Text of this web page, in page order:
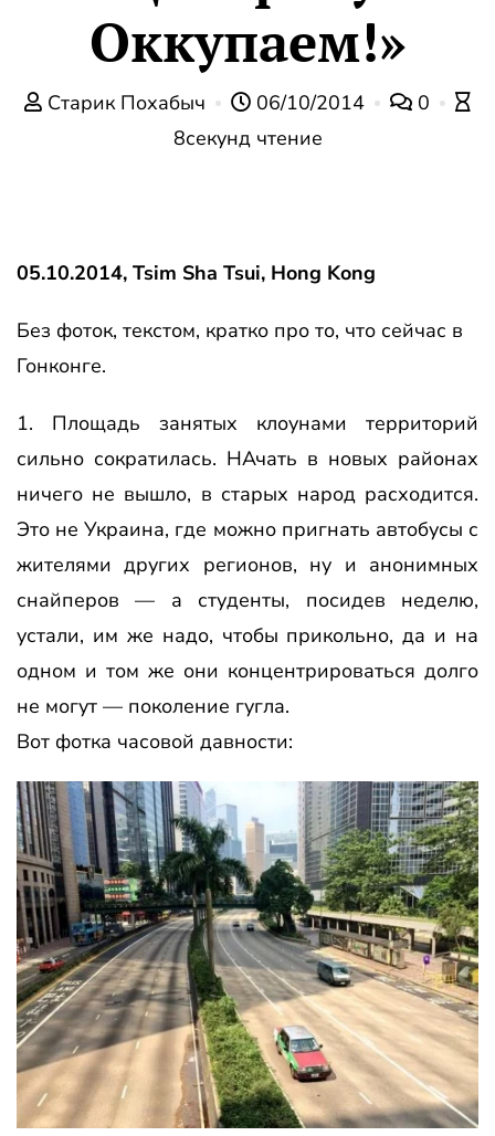
Оккупаем!»
Старик Похабыч 06/10/2014
0
8секунд чтение
05.10.2014, Tsim Sha Tsui, Hong Kong
Без фоток, текстом, кратко про то, что сейчас в
Гонконге.
1. Площадь занятых клоунами территорий
сильно сократилась. НАчать в новых районах
ничего не вышло, в старых народ расходится.
Это не Украина, где можно пригнать автобусы с
жителями других регионов, ну и анонимных
снайперов — а студенты, посидев неделю,
устали, им же надо, чтобы прикольно, да и на
одном и том же они концентрироваться долго
не могут — поколение гугла.
Вот фотка часовой давности: